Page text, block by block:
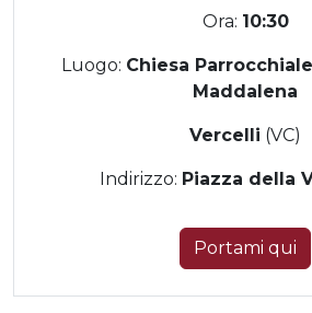
Ora: 10:30
Luogo: Chiesa
Maddalena
Vercelli (VC)
Indirizzo: Piazza della
Portami qui